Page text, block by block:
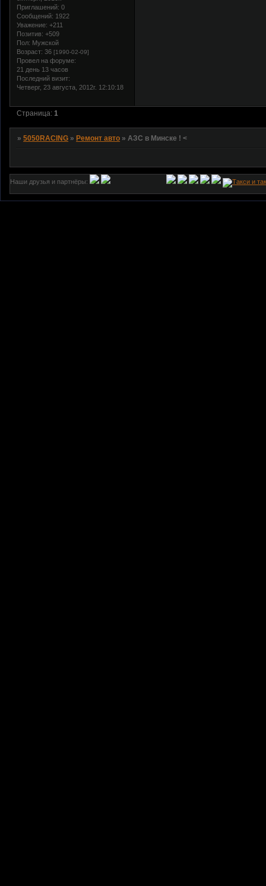
Приглашений: 0
Сообщений: 1922
Уважение: +211
Позитив: +509
Пол: Мужской
Возраст: 36 [1990-02-09]
Провел на форуме:
21 день 13 часов
Последний визит:
Четверг, 23 августа, 2012г. 12:10:18
Страница:1
»5050RACING » Ремонт авто »АЗС в Минске ! <
Наши друзья и партнёры: